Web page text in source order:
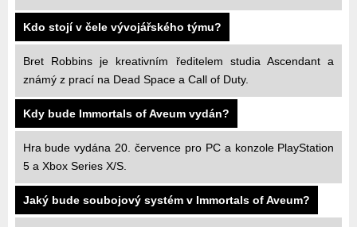
Kdo stojí v čele vývojářského týmu?
Bret Robbins je kreativním ředitelem studia Ascendant a
známý z prací na Dead Space a Call of Duty.
Kdy bude Immortals of Aveum vydán?
Hra bude vydána 20. července pro PC a konzole PlayStation
5 a Xbox Series X/S.
Jaký bude soubojový systém v Immortals of Aveum?